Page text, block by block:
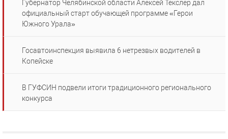
Губернатор Челябинской области Алексей Текслер дал
официальный старт обучающей программе «Герои
Южного Урала»
Госавтоинспекция выявила 6 нетрезвых водителей в
Копейске
В ГУФСИН подвели итоги традиционного регионального
конкурса